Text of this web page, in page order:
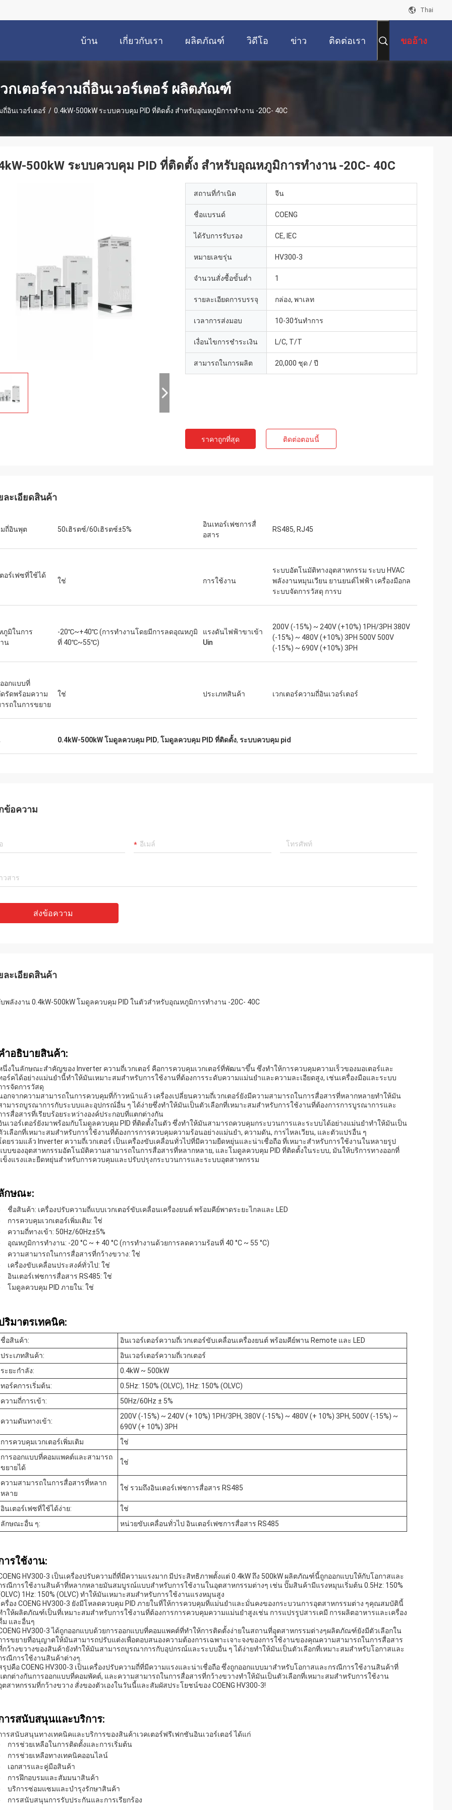
Thai
บ้าน เกี่ยวกับเรา ผลิตภัณฑ์ วิดีโอ ข่าว ติดต่อเรา ขออ้าง
วกเตอร์ความถี่อินเวอร์เตอร์ ผลิตภัณฑ์
ถี่อินเวอร์เตอร์ / 0.4kW-500kW ระบบควบคุม PID ที่ติดตั้ง สําหรับอุณหภูมิการทํางาน -20C- 40C
PLC และ HMI หลายชุดของเราได้รับ
ล้ว การสื่อสารของระบบควบคุมของ
ละการทำงานที่แข็งแกร่งของส่วน
แรงบิดได้อย่างสม่ำเสมอ คุณภาพเกินกว่า
แบรนด์ดังที่เราเคยใช้ ในราคาเพียงเศษเสี้ยว
เหมาะอย่างยิ่งสำหรับการใช้งานเฉพาะทาง
เสถียรของมันช่วยขจัดปัญหาการสะดุดบ่อย
พันธมิตรที่เชื่อถือได้สำหรับส่วนประกอบ
อุตสาหกรรม
500kW ระบบควบคุม PID ที่ติดตั้ง สําหรับอุณหภูมิการทํางาน -20C- 40C
สถานที่กำเนิด จีน
ชื่อแบรนด์ COENG
ได้รับการรับรอง CE, IEC
หมายเลขรุ่น HV300-3
จำนวนสั่งซื้อขั้นต่ำ 1
รายละเอียดการบรรจุ กล่อง, พาเลท
เวลาการส่งมอบ 10-30วันทำการ
เงื่อนไขการชำระเงิน L/C, T/T
สามารถในการผลิต 20,000 ชุด / ปี
ราคาถูกที่สุด ติดต่อตอนนี้
ละเอียดสินค้า
ถี่อินพุต 50เฮิรตซ์/60เฮิรตซ์±5%
อินเทอร์เฟซการสื่
อสาร
RS485, RJ45
อร์เฟซที่ใช้ได้
ใช่ การใช้งาน
ระบบอัตโนมัติทางอุตสาหกรรม ระบบ HVAC
พลังงานหมุนเวียน ยานยนต์ไฟฟ้า เครื่องมือกล
ระบบจัดการวัสดุ การบ
ภูมิในการ
น
-20℃~+40℃ (การทำงานโดยมีการลดอุณหภูมิ
ที่ 40℃~55℃)
แรงดันไฟฟ้าขาเข้า
Uin
200V (-15%) ~ 240V (+10%) 1PH/3PH 380V
(-15%) ~ 480V (+10%) 3PH 500V 500V
(-15%) ~ 690V (+10%) 3PH
อกแบบที่
รัดพร้อมความ
รถในการขยาย
ใช่ ประเภทสินค้า เวกเตอร์ความถี่อินเวอร์เตอร์
0.4kW-500kW โมดูลควบคุม PID, โมดูลควบคุม PID ที่ติดตั้ง, ระบบควบคุม pid
ข้อความ
ส่งข้อความ
ละเอียดสินค้า
พลังงาน 0.4kW-500kW โมดูลควบคุม PID ในตัวสําหรับอุณหภูมิการทํางาน -20C- 40C
าอธิบายสินค้า:
นึ่งในลักษณะสําคัญของ Inverter ความถี่เวกเตอร์ คือการควบคุมเวกเตอร์ที่พัฒนาขึ้น ซึ่งทําให้การควบคุมความเร็วของมอเตอร์และ
อร์คได้อย่างแม่นยํานี้ทําให้มันเหมาะสมสําหรับการใช้งานที่ต้องการระดับความแม่นยําและความละเอียดสูง, เช่นเครื่องมือและระบบ
ารจัดการวัสดุ
อกจากความสามารถในการควบคุมที่ก้าวหน้าแล้ว เครื่องเปลี่ยนความถี่เวกเตอร์ยังมีความสามารถในการสื่อสารที่หลากหลายทําให้มัน
ามารถบูรณาการกับระบบและอุปกรณ์อื่น ๆ ได้ง่ายซึ่งทําให้มันเป็นตัวเลือกที่เหมาะสมสําหรับการใช้งานที่ต้องการการบูรณาการและ
ารสื่อสารที่เรียบร้อยระหว่างองค์ประกอบที่แตกต่างกัน
นเวอร์เตอร์ยังมาพร้อมกับโมดูลควบคุม PID ที่ติดตั้งในตัว ซึ่งทําให้มันสามารถควบคุมกระบวนการและระบบได้อย่างแม่นยําทําให้มันเป็น
วเลือกที่เหมาะสมสําหรับการใช้งานที่ต้องการการควบคุมความร้อนอย่างแม่นยํา, ความดัน, การไหลเวียน, และตัวแปรอื่น ๆ
ดยรวมแล้ว Inverter ความถี่เวกเตอร์ เป็นเครื่องขับเคลื่อนทั่วไปที่มีความยืดหยุ่นและน่าเชื่อถือ ที่เหมาะสําหรับการใช้งานในหลายรูป
บบของอุตสาหกรรมอัตโนมัติความสามารถในการสื่อสารที่หลากหลาย, และโมดูลควบคุม PID ที่ติดตั้งในระบบ, มันให้บริการทางออกที่
ข็งแรงและยืดหยุ่นสําหรับการควบคุมและปรับปรุงกระบวนการและระบบอุตสาหกรรม
กษณะ:
ชื่อสินค้า: เครื่องปรับความถี่แบบเวกเตอร์ขับเคลื่อนเครื่องยนต์ พร้อมคีย์พาดระยะไกลและ LED
การควบคุมเวกเตอร์เพิ่มเติม: ใช่
ความถี่ทางเข้า: 50Hz/60Hz±5%
อุณหภูมิการทํางาน: -20 °C ~ + 40 °C (การทํางานด้วยการลดความร้อนที่ 40 °C ~ 55 °C)
ความสามารถในการสื่อสารที่กว้างขวาง: ใช่
เครื่องขับเคลื่อนประสงค์ทั่วไป: ใช่
อินเตอร์เฟซการสื่อสาร RS485: ใช่
โมดูลควบคุม PID ภายใน: ใช่
ริมาตรเทคนิค:
ชื่อสินค้า:
อินเวอร์เตอร์ความถี่เวกเตอร์ขับเคลื่อนเครื่องยนต์ พร้อมคีย์พาน Remote และ LED
ประเภทสินค้า:
อินเวอร์เตอร์ความถี่เวกเตอร์
ระยะกําลัง:
0.4kW ~ 500kW
ทอร์คการเริ่มต้น:
0.5Hz: 150% (OLVC), 1Hz: 150% (OLVC)
ความถี่การเข้า:
50Hz/60Hz ± 5%
ความดันทางเข้า:
200V (-15%) ~ 240V (+ 10%) 1PH/3PH, 380V (-15%) ~ 480V (+ 10%) 3PH, 500V (-15%) ~
690V (+ 10%) 3PH
การควบคุมเวกเตอร์เพิ่มเติม
ใช่
การออกแบบที่คอมแพคต์และสามารถ
ขยายได้
ใช่
ความสามารถในการสื่อสารที่หลาก
หลาย
ใช่ รวมถึงอินเตอร์เฟซการสื่อสาร RS485
อินเตอร์เฟซที่ใช้ได้ง่าย:
ใช่
ลักษณะอื่น ๆ:
หน่วยขับเคลื่อนทั่วไป อินเตอร์เฟซการสื่อสาร RS485
ารใช้งาน:
HV300-3 เป็นเครื่องปรับความถี่ที่มีความแรงมาก มีประสิทธิภาพตั้งแต่ 0.4kW ถึง 500kW ผลิตภัณฑ์นี้ถูกออกแบบให้กับโอกาสและ
รณีการใช้งานสินค้าที่หลากหลายมันสมบูรณ์แบบสําหรับการใช้งานในอุตสาหกรรมต่างๆ เช่น ปั๊มสินค้ามีแรงหมุนเริ่มต้น 0.5Hz: 150%
1Hz: 150% (OLVC) ทําให้มันเหมาะสมสําหรับการใช้งานแรงหมุนสูง
ครื่อง COENG HV300-3 ยังมีโหลดควบคุม PID ภายในที่ให้การควบคุมที่แม่นยําและมั่นคงของกระบวนการอุตสาหกรรมต่าง ๆคุณสมบัตินี้
าให้ผลิตภัณฑ์เป็นที่เหมาะสมสําหรับการใช้งานที่ต้องการการควบคุมความแม่นยําสูงเช่น การแปรรูปสารเคมี การผลิตอาหารและเครื่อง
ม และอื่นๆ
HV300-3 ได้ถูกออกแบบด้วยการออกแบบที่คอมแพคต์ที่ทําให้การติดตั้งง่ายในสถานที่อุตสาหกรรมต่างๆผลิตภัณฑ์ยังมีตัวเลือกใน
ารขยายที่อนุญาตให้มันสามารถปรับแต่งเพื่อตอบสนองความต้องการเฉพาะเจาะจงของการใช้งานของคุณความสามารถในการสื่อสาร
กว้างขวางของสินค้ายังทําให้มันสามารถบูรณาการกับอุปกรณ์และระบบอื่น ๆ ได้ง่ายทําให้มันเป็นตัวเลือกที่เหมาะสมสําหรับโอกาสและ
รณีการใช้งานสินค้าต่างๆ.
รุปคือ COENG HV300-3 เป็นเครื่องปรับความถี่ที่มีความแรงและน่าเชื่อถือ ซึ่งถูกออกแบบมาสําหรับโอกาสและกรณีการใช้งานสินค้าที่
ตกต่างกันการออกแบบที่คอมพัคต์, และความสามารถในการสื่อสารที่กว้างขวางทําให้มันเป็นตัวเลือกที่เหมาะสมสําหรับการใช้งาน
ตสาหกรรมที่กว้างขวาง สั่งของตัวเองในวันนี้และสัมผัสประโยชน์ของ COENG HV300-3!
ารสนับสนุนและบริการ:
ารสนับสนุนทางเทคนิคและบริการของสินค้าเวคเตอร์ฟรีเฟกชันอินเวอร์เตอร์ ได้แก่
การช่วยเหลือในการติดตั้งและการเริ่มต้น
การช่วยเหลือทางเทคนิคออนไลน์
เอกสารและคู่มือสินค้า
การฝึกอบรมและสัมมนาสินค้า
บริการซ่อมแซมและบํารุงรักษาสินค้า
การสนับสนุนการรับประกันและการเรียกร้อง